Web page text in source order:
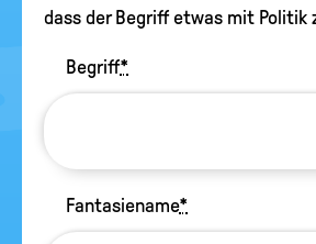
dass der Begriff etwas mit Politik
Begriff*
Fantasiename*